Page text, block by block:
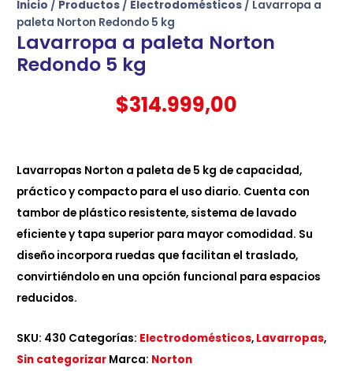
Inicio / Productos / Electrodomésticos / Lavarropa a
paleta Norton Redondo 5 kg
Lavarropa a paleta Norton
Redondo 5 kg
$314.999,00
Lavarropas Norton a paleta de 5 kg de capacidad,
práctico y compacto para el uso diario. Cuenta con
tambor de plástico resistente, sistema de lavado
eficiente y tapa superior para mayor comodidad. Su
diseño incorpora ruedas que facilitan el traslado,
convirtiéndolo en una opción funcional para espacios
reducidos.
SKU: 430 Categorías: Electrodomésticos, Lavarropas,
Sin categorizar Marca: Norton